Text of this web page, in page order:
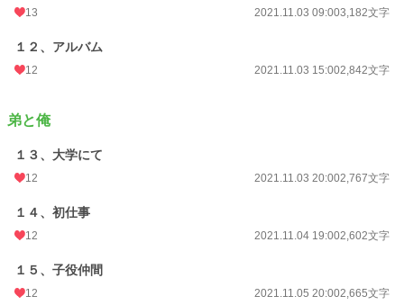
13 2021.11.03 09:003,182文字
１２、アルバム
12 2021.11.03 15:002,842文字
弟と俺
１３、大学にて
12 2021.11.03 20:002,767文字
１４、初仕事
12 2021.11.04 19:002,602文字
１５、子役仲間
12 2021.11.05 20:002,665文字